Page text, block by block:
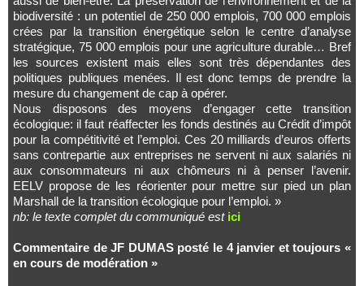
biodiversité : un potentiel de 250 000 emplois, 700 000 emplois
crées par la transition énergétique selon le centre d’analyse
stratégique, 75 000 emplois pour une agriculture durable… Bref
les sources existent mais elles sont très dépendantes des
politiques publiques menées. Il est donc temps de prendre la
mesure du changement de cap à opérer.
Nous disposons des moyens d’engager cette transition
écologique: il faut réaffecter les fonds destinés au Crédit d’impôt
pour la compétitivité et l’emploi. Ces 20 milliards d’euros offerts
sans contrepartie aux entreprises ne servent ni aux salariés ni
aux consommateurs ni aux chômeurs ni à penser l’avenir.
EELV propose de les réorienter pour mettre sur pied un plan
Marshall de la transition écologique pour l’emploi. »
nb: le texte complet du communiqué est ici
Commentaire de JF DUMAS posté le 4 janvier et toujours «
en cours de modération »